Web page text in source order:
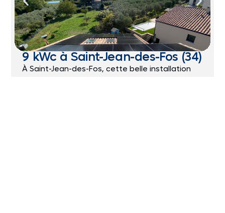
9 kWc à Saint-Jean-des-Fos (34)
À Saint-Jean-des-Fos, cette belle installation